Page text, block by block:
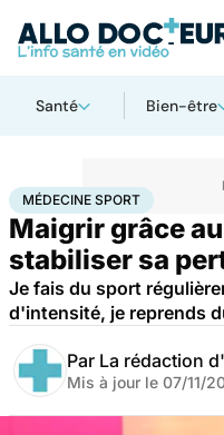
Santé Bien-être
AccueilBien-êtreSport santé
MÉDECINE SPORT
Maigrir grâce
stabiliser sa
Je fais du sport
d'intensité, je reprends
Par La rédaction
Mis à jour le 07/11/